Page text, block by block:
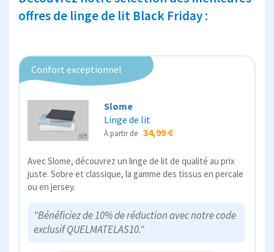
offres de linge de lit Black Friday :
Confort exceptionnel
Slome
Linge de lit
À partir de 34,99 €
Avec Slome, découvrez un linge de lit de qualité au prix
juste. Sobre et classique, la gamme des tissus en percale
ou en jersey.
"Bénéficiez de 10% de réduction avec notre code
exclusif QUELMATELAS10."